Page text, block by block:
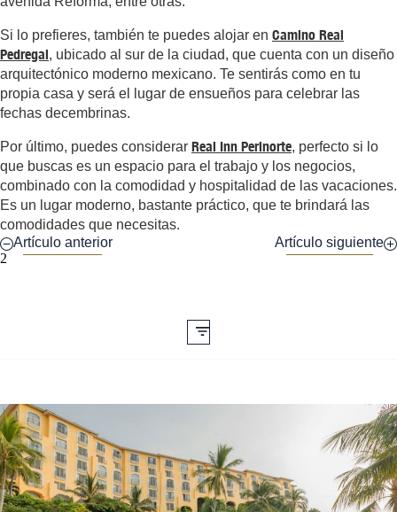
Si lo prefieres, también te puedes alojar en Camino Real
Pedregal, ubicado al sur de la ciudad, que cuenta con un diseño
arquitectónico moderno mexicano. Te sentirás como en tu
propia casa y será el lugar de ensueños para celebrar las
fechas decembrinas.
Por último, puedes considerar Real Inn Perinorte, perfecto si lo
que buscas es un espacio para el trabajo y los negocios,
combinado con la comodidad y hospitalidad de las vacaciones.
Es un lugar moderno, bastante práctico, que te brindará las
comodidades que necesitas.
Artículo anterior
Artículo siguiente
2